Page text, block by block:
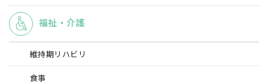
福祉・介護
維持期リハビリ
食事